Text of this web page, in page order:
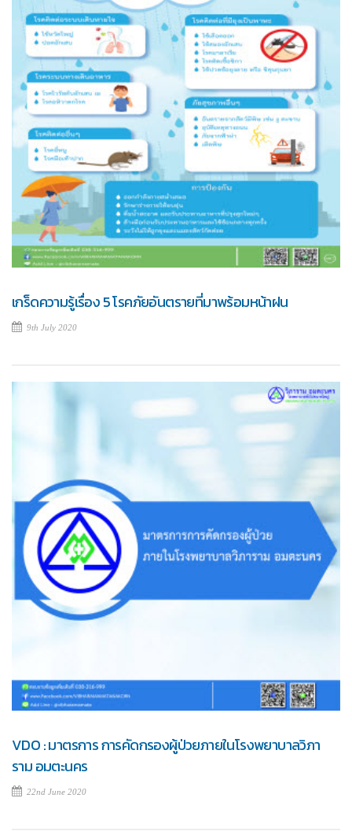
เกร็ดความรู้เรื่อง 5 โรคภัยอันตรายที่มาพร้อมหน้าฝน
9th July 2020
VDO : มาตรการ การคัดกรองผู้ป่วยภายในโรงพยาบาลวิภา
ราม อมตะนคร
22nd June 2020